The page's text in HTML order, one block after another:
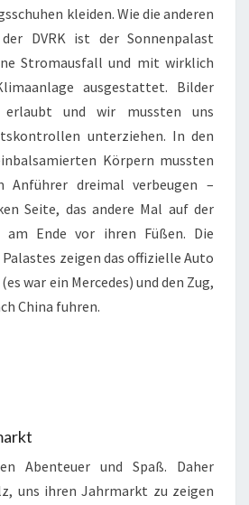
kleiden. Wie die anderen
DVRK ist der Sonnenpalast
Stromausfall und mit wirklich
ausgestattet. Bilder
und wir mussten uns
unterziehen. In den
Körpern mussten
Anführer dreimal verbeugen –
Seite, das andere Mal auf der
am Ende vor ihren Füßen. Die
Palastes zeigen das offizielle Auto
war ein Mercedes) und den Zug,
China fuhren.
Abenteuer und Spaß. Daher
uns ihren Jahrmarkt zu zeigen